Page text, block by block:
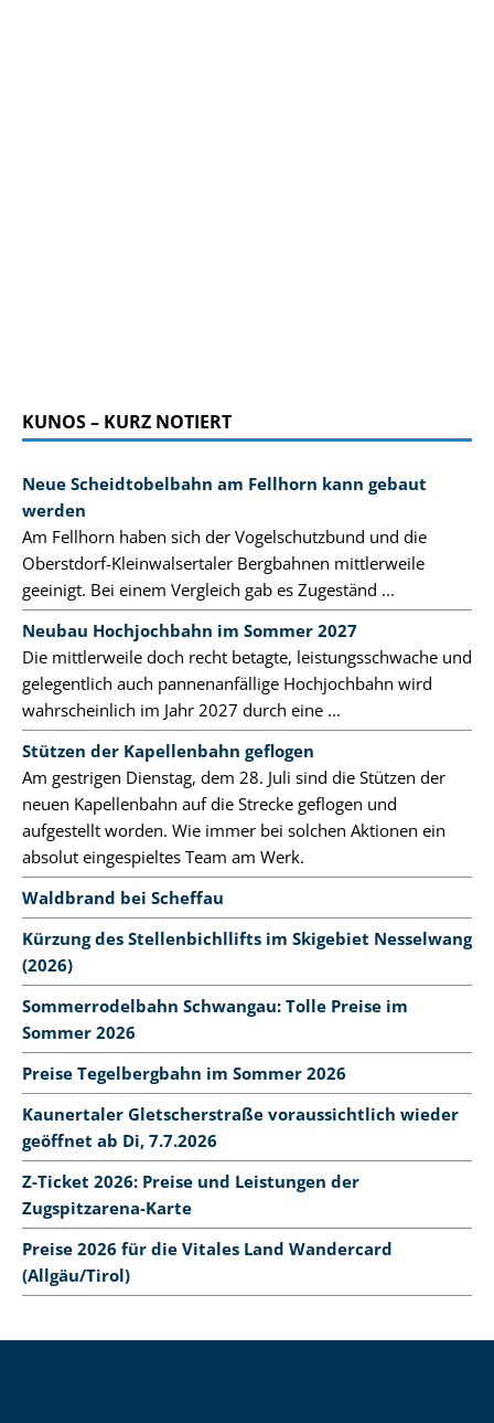
KUNOS – KURZ NOTIERT
Neue Scheidtobelbahn am Fellhorn kann gebaut
werden
Am Fellhorn haben sich der Vogelschutzbund und die
Oberstdorf-Kleinwalsertaler Bergbahnen mittlerweile
geeinigt. Bei einem Vergleich gab es Zugeständ ...
Neubau Hochjochbahn im Sommer 2027
Die mittlerweile doch recht betagte, leistungsschwache und
gelegentlich auch pannenanfällige Hochjochbahn wird
wahrscheinlich im Jahr 2027 durch eine ...
Stützen der Kapellenbahn geflogen
Am gestrigen Dienstag, dem 28. Juli sind die Stützen der
neuen Kapellenbahn auf die Strecke geflogen und
aufgestellt worden. Wie immer bei solchen Aktionen ein
absolut eingespieltes Team am Werk.
Waldbrand bei Scheffau
Kürzung des Stellenbichllifts im Skigebiet Nesselwang
(2026)
Sommerrodelbahn Schwangau: Tolle Preise im
Sommer 2026
Preise Tegelbergbahn im Sommer 2026
Kaunertaler Gletscherstraße voraussichtlich wieder
geöffnet ab Di, 7.7.2026
Z-Ticket 2026: Preise und Leistungen der
Zugspitzarena-Karte
Preise 2026 für die Vitales Land Wandercard
(Allgäu/Tirol)